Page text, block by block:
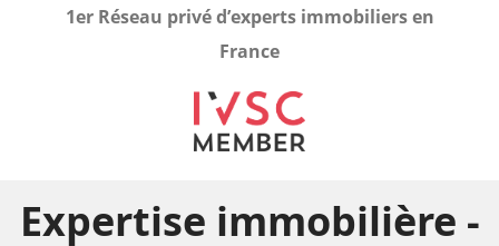
1er Réseau privé d’experts immobiliers en
France
Expertise immobilière -